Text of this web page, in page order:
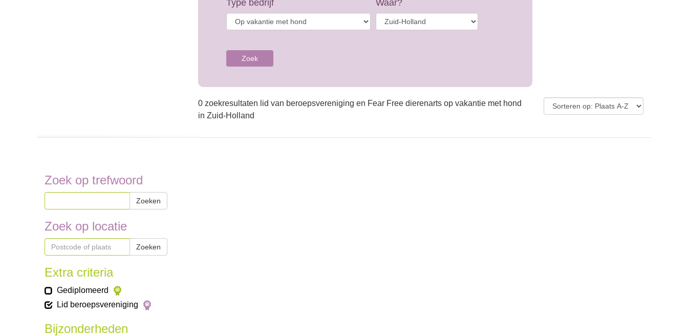
Type bedrijf Waar?
Zoek
0 zoekresultaten lid van beroepsvereniging en Fear Free dierenarts op vakantie met hond
in Zuid-Holland
Zoek op trefwoord
Zoeken
Zoek op locatie
Zoeken
Extra criteria
Gediplomeerd
Lid beroepsvereniging
Bijzonderheden